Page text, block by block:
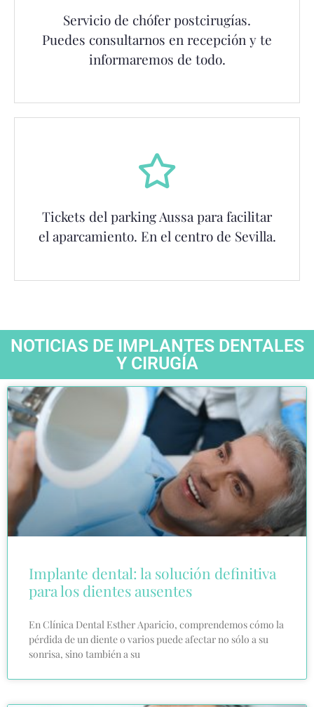
Servicio de chófer postcirugías.
Puedes consultarnos en recepción y te
informaremos de todo.
Tickets del parking Aussa para facilitar
el aparcamiento. En el centro de Sevilla.
NOTICIAS DE IMPLANTES DENTALES
Y CIRUGÍA
Implante dental: la solución definitiva
para los dientes ausentes
En Clínica Dental Esther Aparicio, comprendemos cómo la
pérdida de un diente o varios puede afectar no sólo a su
sonrisa, sino también a su